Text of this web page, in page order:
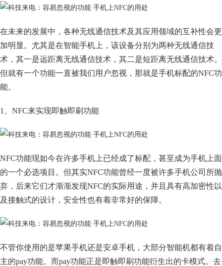
在未来的发展中，各种无线通信技术及其应用领域的互补性会更
加明显。尤其是在智能手机上，该设备分别为两种无线通信技
术，其一是远距离无线通信技术，其二是短距离无线通信技术。
但就有一个功能一直被我们用户忽视，那就是手机标配的NFC功
能。
1、NFC来实现即触即刷功能
NFC功能现如今在许多手机上已经成了标配，甚至成为手机上面
的一个必选项目。但其实NFC功能曾经一度被许多手机公司所抛
弃，后来它们才渐渐发现NFC的实际用途，并且具有高加密性以
及接触式的设计，安全性也有着非常好的保障。
不管你使用的是苹果手机还是安卓手机，大部分智能机都有着自
主的pay功能。而pay功能正是即触即刷功能衍生出的卡模式。去